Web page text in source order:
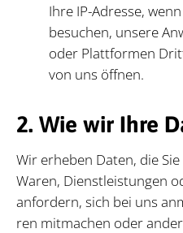
Ihre IP-Adresse,
besuchen, unsere
oder Plattformen
von uns öffnen.
2. Wie wir Ihre
Wir er­he­ben Da­ten, die
Wa­ren, Dienst­leis­tun­gen
an­for­dern, sich bei uns
ren mit­ma­chen oder